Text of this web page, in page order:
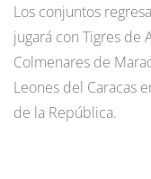
Los conjuntos
jugará con Tigres de
Colmenares de
Leones del Caracas
de la República.